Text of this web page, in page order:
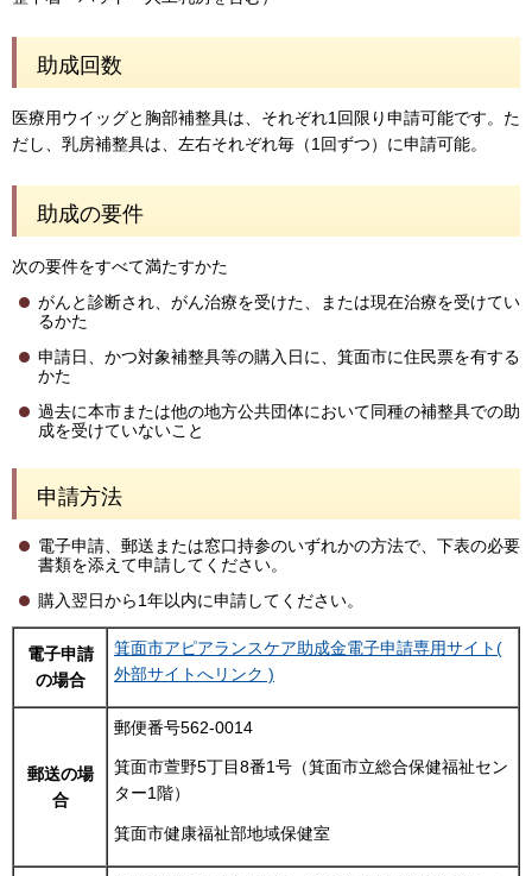
助成回数
医療用ウイッグと胸部補整具は、それぞれ1回限り申請可能です。た
だし、乳房補整具は、左右それぞれ毎（1回ずつ）に申請可能。
助成の要件
次の要件をすべて満たすかた
がんと診断され、がん治療を受けた、または現在治療を受けてい
るかた
申請日、かつ対象補整具等の購入日に、箕面市に住民票を有する
かた
過去に本市または他の地方公共団体において同種の補整具での助
成を受けていないこと
申請方法
電子申請、郵送または窓口持参のいずれかの方法で、下表の必要
書類を添えて申請してください。
購入翌日から1年以内に申請してください。
電子申請
の場合
箕面市アピアランスケア助成金電子申請専用サイト(
外部サイトへリンク )
郵送の場
合
郵便番号562-0014
箕面市萱野5丁目8番1号（箕面市立総合保健福祉セン
ター1階）
箕面市健康福祉部地域保健室